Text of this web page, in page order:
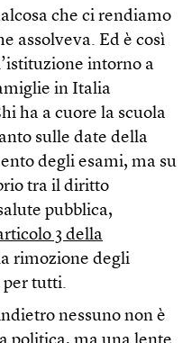
che ci rendiamo
assolveva. Ed è così
intorno a
in Italia
ha a cuore la scuola
sulle date della
degli esami, ma su
tra il diritto
pubblica,
3 della
rimozione degli
per tutti.
nessuno non è